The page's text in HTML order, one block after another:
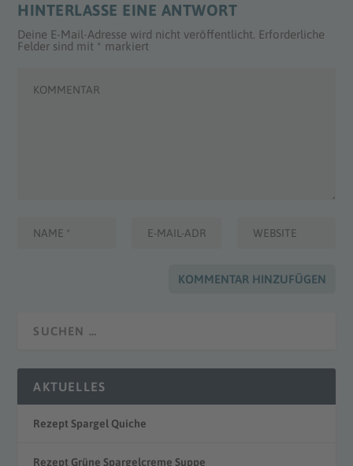
HINTERLASSE EINE ANTWORT
Deine E-Mail-Adresse wird nicht veröffentlicht. Erforderliche
Felder sind mit * markiert
AKTUELLES
Rezept Spargel Quiche
Rezept Grüne Spargelcreme Suppe